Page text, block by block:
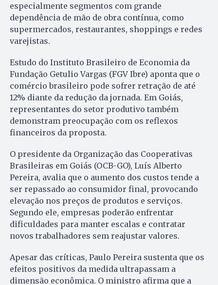
especialmente segmentos com grande
dependência de mão de obra contínua, como
supermercados, restaurantes, shoppings e redes
varejistas.
Estudo do Instituto Brasileiro de Economia da
Fundação Getulio Vargas (FGV Ibre) aponta que o
comércio brasileiro pode sofrer retração de até
12% diante da redução da jornada. Em Goiás,
representantes do setor produtivo também
demonstram preocupação com os reflexos
financeiros da proposta.
O presidente da Organização das Cooperativas
Brasileiras em Goiás (OCB-GO), Luís Alberto
Pereira, avalia que o aumento dos custos tende a
ser repassado ao consumidor final, provocando
elevação nos preços de produtos e serviços.
Segundo ele, empresas poderão enfrentar
dificuldades para manter escalas e contratar
novos trabalhadores sem reajustar valores.
Apesar das críticas, Paulo Pereira sustenta que os
efeitos positivos da medida ultrapassam a
dimensão econômica. O ministro afirma que a